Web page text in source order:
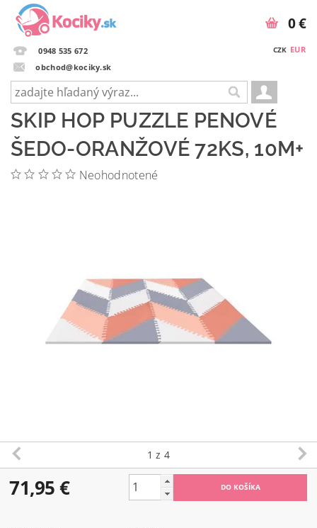
0948 535 672
obchod@kociky.sk
CZK EUR
0 €
SKIP HOP PUZZLE PENOVÉ
ŠEDO-ORANŽOVÉ 72KS, 10M+
Neohodnotené
1 z 4
71,95 €